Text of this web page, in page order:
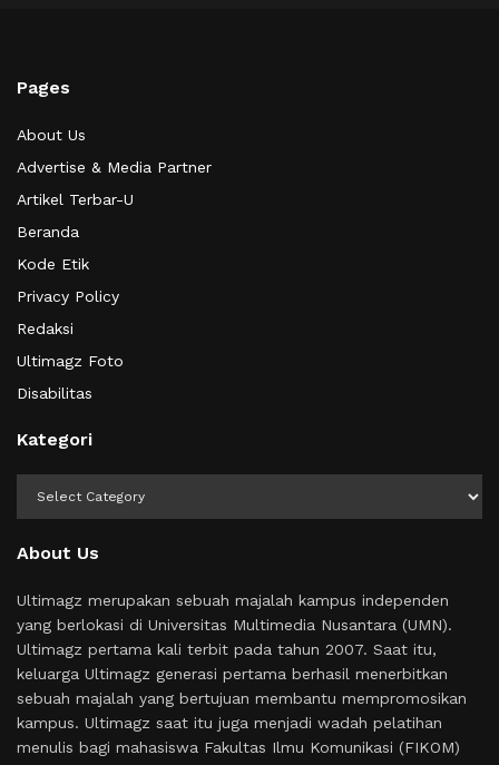
Pages
About Us
Advertise & Media Partner
Artikel Terbar-U
Beranda
Kode Etik
Privacy Policy
Redaksi
Ultimagz Foto
Disabilitas
Kategori
About Us
Ultimagz merupakan sebuah majalah kampus independen
yang berlokasi di Universitas Multimedia Nusantara (UMN).
Ultimagz pertama kali terbit pada tahun 2007. Saat itu,
keluarga Ultimagz generasi pertama berhasil menerbitkan
sebuah majalah yang bertujuan membantu mempromosikan
kampus. Ultimagz saat itu juga menjadi wadah pelatihan
menulis bagi mahasiswa Fakultas Ilmu Komunikasi (FIKOM)